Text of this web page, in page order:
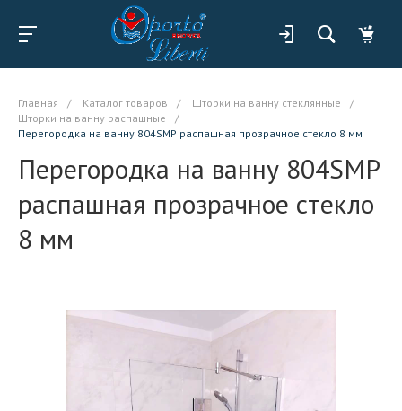
Главная / Каталог товаров / Шторки на ванну стеклянные
/
Шторки на ванну распашные
/
Перегородка на ванну 804SMP распашная прозрачное стекло 8 мм
Перегородка на ванну 804SMP
распашная прозрачное стекло
8 мм